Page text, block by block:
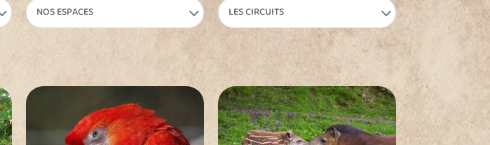
NOS ESPACES LES CIRCUITS